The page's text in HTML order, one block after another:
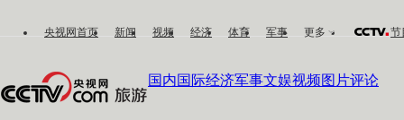
央视网首页 新闻 视频 经济 体育 军事 更多 节
国内国际经济军事文娱视频图片评论